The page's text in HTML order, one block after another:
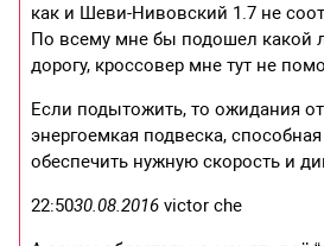
как и Шеви-Нивовский 1.7 не
По всему мне бы подошел какой
дорогу, кроссовер мне тут не
Если подытожить, то ожидания
энергоемкая подвеска,
обеспечить нужную скорость и
22:5030.08.2016 victor che